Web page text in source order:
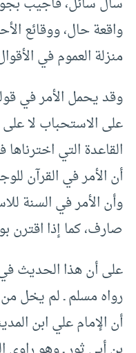
واقعة حال، ووقائع
منزلة العموم في
وقد يحمل الأمر في
على الاستحباب لا
القاعدة التي
أن الأمر في القرآن
وأن الأمر في السنة
صارف، كما إذا اقترن
على أن هذا الحديث
رواه مسلم ـ لم يخل
أن الإمام علي ابن